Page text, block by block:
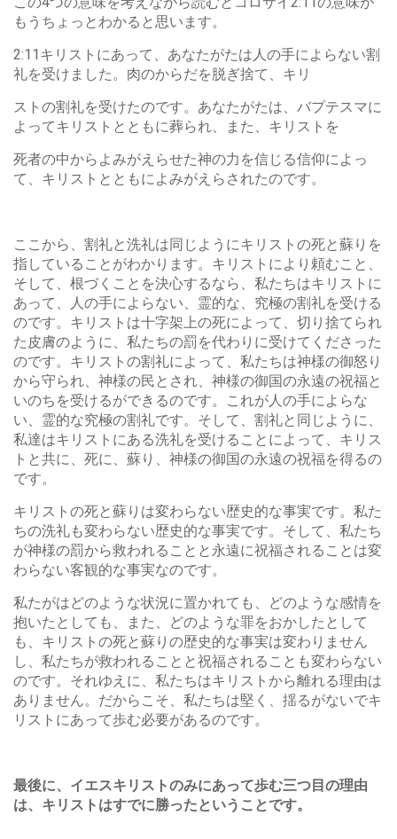
もうちょっとわかると思います。
2:11キリストにあって、あなたがたは人の手によらない割
礼を受けました。肉のからだを脱ぎ捨て、キリ
ストの割礼を受けたのです。あなたがたは、バプテスマに
よってキリストとともに葬られ、また、キリストを
死者の中からよみがえらせた神の力を信じる信仰によっ
て、キリストとともによみがえらされたのです。
ここから、割礼と洗礼は同じようにキリストの死と蘇りを
指していることがわかります。キリストにより頼むこと、
そして、根づくことを決心するなら、私たちはキリストに
あって、人の手によらない、霊的な、究極の割礼を受ける
のです。キリストは十字架上の死によって、切り捨てられ
た皮膚のように、私たちの罰を代わりに受けてくださった
のです。キリストの割礼によって、私たちは神様の御怒り
から守られ、神様の民とされ、神様の御国の永遠の祝福と
いのちを受けるができるのです。これが人の手によらな
い、霊的な究極の割礼です。そして、割礼と同じように、
私達はキリストにある洗礼を受けることによって、キリス
トと共に、死に、蘇り、神様の御国の永遠の祝福を得るの
です。
キリストの死と蘇りは変わらない歴史的な事実です。私た
ちの洗礼も変わらない歴史的な事実です。そして、私たち
が神様の罰から救われることと永遠に祝福されることは変
わらない客観的な事実なのです。
私たがはどのような状況に置かれても、どのような感情を
抱いたとしても、また、どのような罪をおかしたとして
も、キリストの死と蘇りの歴史的な事実は変わりません
し、私たちが救われることと祝福されることも変わらない
のです。それゆえに、私たちはキリストから離れる理由は
ありません。だからこそ、私たちは堅く、揺るがないでキ
リストにあって歩む必要があるのです。
最後に、イエスキリストのみにあって歩む三つ目の理由
は、キリストはすでに勝ったということです。